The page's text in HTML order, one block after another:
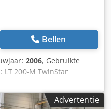
Bellen
2006, Gebruikte
LT 200-M TwinStar
2006
Advertentie